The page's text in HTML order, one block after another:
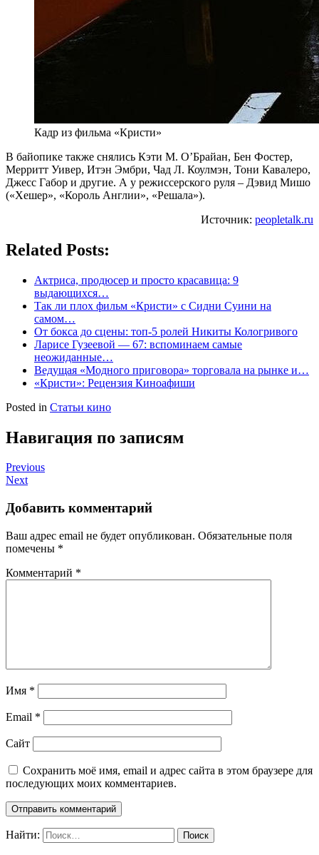
Кадр из фильма «Кристи»
В байопике также снялись Кэти М. О’Брайан, Бен Фостер,
Мерритт Уивер, Итэн Эмбри, Чад Л. Коулмэн, Тони Кавалеро,
Джесс Габор и другие. А у режиссерского руля – Дэвид Мишо
(«Хешер», «Король Англии», «Решала»).
Источник: peopletalk.ru
Related Posts:
Актриса, продюсер и просто красавица: 9
выдающихся…
Так ли плох фильм «Кристи» с Сидни Суини на
самом…
От бокса до сцены: топ-5 ролей Никиты Кологривого
Ларисе Гузеевой — 67: вспоминаем самые
неожиданные…
Ведущая «Модного приговора» торговала на рынке и…
«Кристи»: Рецензия Киноафиши
Posted in Статьи кино
Навигация по записям
Previous
Next
Добавить комментарий
Ваш адрес email не будет опубликован. Обязательные поля
помечены *
Комментарий *
Имя *
Email *
Сайт
Сохранить моё имя, email и адрес сайта в этом браузере для
последующих моих комментариев.
Найти: